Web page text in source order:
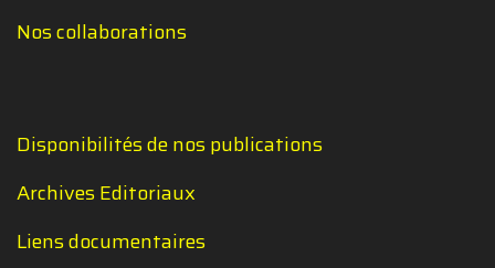
Nos collaborations
Disponibilités de nos publications
Archives Editoriaux
Liens documentaires